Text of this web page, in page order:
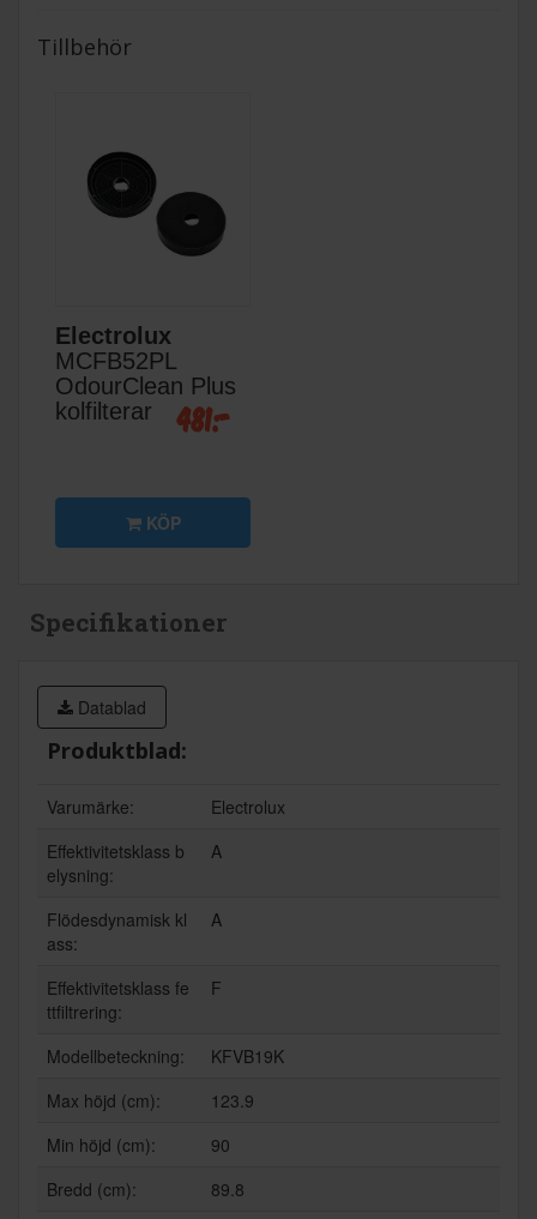
Tillbehör
Electrolux
MCFB52PL
OdourClean Plus
kolfilterar
481:-
KÖP
Specifikationer
Datablad
Produktblad:
Varumärke:
Electrolux
Effektivitetsklass b
elysning:
A
Flödesdynamisk kl
ass:
A
Effektivitetsklass fe
ttfiltrering:
F
Modellbeteckning:
KFVB19K
Max höjd (cm):
123.9
Min höjd (cm):
90
Bredd (cm):
89.8